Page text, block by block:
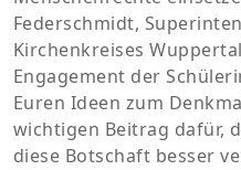
Federschmidt,
Kirchenkreises
Engagement der
Euren Ideen zum
wichtigen Beitrag dafür,
diese Botschaft besser